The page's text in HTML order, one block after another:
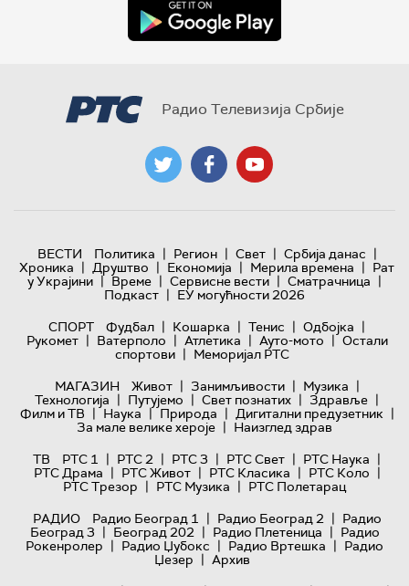
Радио Телевизија Србије
ВЕСТИ Политика | Регион | Свет | Србија данас |
Хроника | Друштво | Економија | Мерила времена | Рат
у Украјини | Време | Сервисне вести | Сматрачница |
Подкаст | ЕУ могућности 2026
СПОРТ
Фудбал | Кошарка | Тенис | Одбојка |
Рукомет | Ватерполо | Атлетика | Ауто-мото | Остали
спортови | Меморијал РТС
МАГАЗИН
Живот | Занимљивости | Музика |
Технологијa | Путујемо | Свет познатих | Здравље |
Филм и ТВ | Наука | Природа | Дигитални предузетник |
За мале велике хероје | Наизглед здрав
ТВ
РТС 1 | РТС 2 | РТС 3 | РТС Свет | РТС Наука |
РТС Драма | РТС Живот | РТС Класика | РТС Коло |
РТС Трезор | РТС Музика | РТС Полетарац
РАДИО
Радио Београд 1 | Радио Београд 2 | Радио
Београд 3 | Београд 202 | Радио Плетеница | Радио
Рокенролер | Радио Џубокс | Радио Вртешка | Радио
Џезер | Архив